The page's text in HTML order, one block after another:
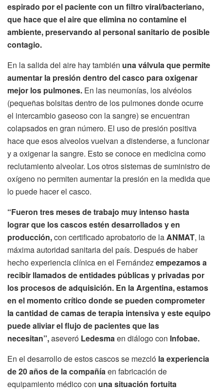
espirado por el paciente con un filtro viral/bacteriano,
que hace que el aire que elimina no contamine el
ambiente, preservando al personal sanitario de posible
contagio.
En la salida del aire hay también una válvula que permite
aumentar la presión dentro del casco para oxigenar
mejor los pulmones. En las neumonías, los alvéolos
(pequeñas bolsitas dentro de los pulmones donde ocurre
el intercambio gaseoso con la sangre) se encuentran
colapsados en gran número. El uso de presión positiva
hace que esos alveolos vuelvan a distenderse, a funcionar
y a oxigenar la sangre. Esto se conoce en medicina como
reclutamiento alveolar. Los otros sistemas de suministro de
oxígeno no permiten aumentar la presión en la medida que
lo puede hacer el casco.
“Fueron tres meses de trabajo muy intenso hasta
lograr que los cascos estén desarrollados y en
producción,con certificado aprobatorio de laANMAT, la
máxima autoridad sanitaria del país. Después de haber
hecho experiencia clínica en el Fernándezempezamos a
recibir llamados de entidades públicas y privadas por
los procesos de adquisición. En la Argentina, estamos
en el momento crítico donde se pueden comprometer
la cantidad de camas de terapia intensiva y este equipo
puede aliviar el flujo de pacientes que las
necesitan”,aseveró Ledesmaen diálogo con Infobae.
En el desarrollo de estos cascos se mezcló la experiencia
de 20 años de la compañíaen fabricación de
equipamiento médico con una situación fortuita